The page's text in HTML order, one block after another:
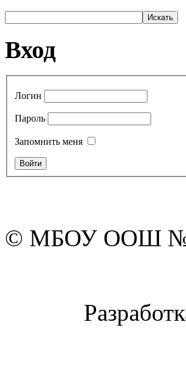
Вход
Логин
Пароль
Запомнить меня
© МБОУ ООШ №